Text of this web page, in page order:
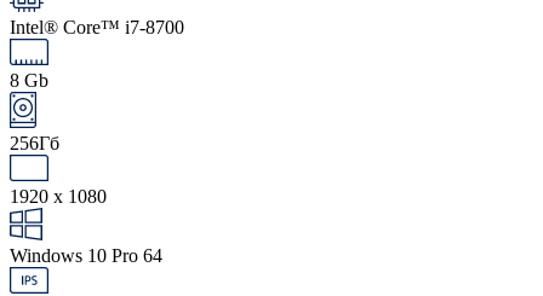
Intel® Core™ i7-8700
8 Gb
256Гб
1920 x 1080
Windows 10 Pro 64